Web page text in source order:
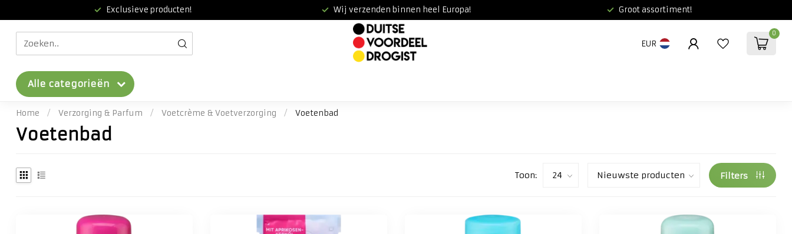
Exclusieve producten! Wij verzenden binnen heel Europa! Groot assortiment!
EUR
0
Alle categorieën
Home / Verzorging & Parfum / Voetcrème & Voetverzorging / Voetenbad
Voetenbad
Toon: Filters